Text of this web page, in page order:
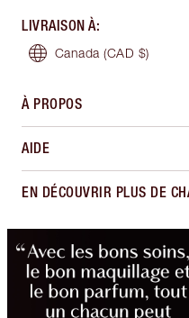
LIVRAISON À:
Canada (CAD $)
À PROPOS
AIDE
EN DÉCOUVRIR PLUS DE